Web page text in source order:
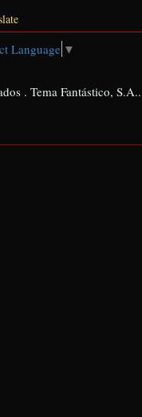
Language ▼
. Tema Fantástico,